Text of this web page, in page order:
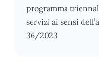
programma
servizi ai sensi
36/2023